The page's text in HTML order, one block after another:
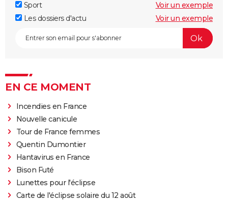
Sport
Voir un exemple
Les dossiers d'actu
Voir un exemple
EN CE MOMENT
Incendies en France
Nouvelle canicule
Tour de France femmes
Quentin Dumontier
Hantavirus en France
Bison Futé
Lunettes pour l'éclipse
Carte de l'éclipse solaire du 12 août